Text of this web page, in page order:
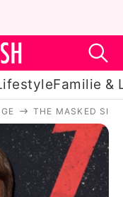
Familie &
THE MASKED